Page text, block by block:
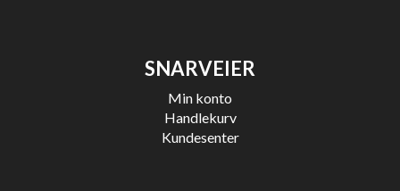
SNARVEIER
Min konto
Handlekurv
Kundesenter